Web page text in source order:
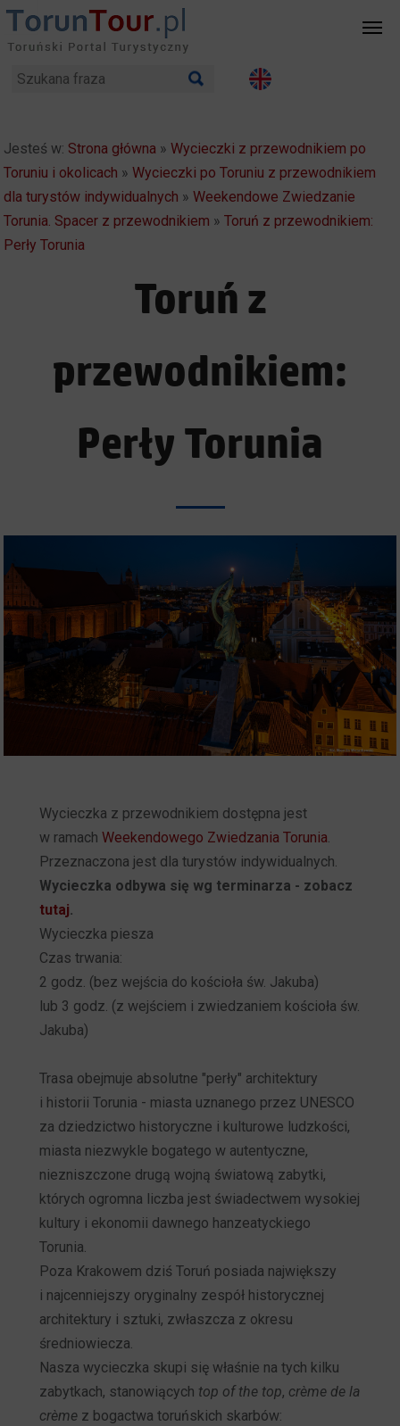
Jesteś w: Strona główna »Wycieczki z przewodnikiem po
Toruniu i okolicach »Wycieczki po Toruniu z przewodnikiem
dla turystów indywidualnych »Weekendowe Zwiedzanie
Torunia. Spacer z przewodnikiem »Toruń z przewodnikiem:
Perły Torunia
Toruń z
przewodnikiem:
Perły Torunia
Wycieczka z przewodnikiem dostępna jest
w ramach Weekendowego Zwiedzania Torunia.
Przeznaczona jest dla turystów indywidualnych.
Wycieczka odbywa się wg terminarza - zobacz
tutaj.
Wycieczka piesza
Czas trwania:
2 godz. (bez wejścia do kościoła św. Jakuba)
lub 3 godz. (z wejściem i zwiedzaniem kościoła św.
Jakuba)
Trasa obejmuje absolutne "perły" architektury
i historii Torunia - miasta uznanego przez UNESCO
za dziedzictwo historyczne i kulturowe ludzkości,
miasta niezwykle bogatego w autentyczne,
niezniszczone drugą wojną światową zabytki,
których ogromna liczba jest świadectwem wysokiej
kultury i ekonomii dawnego hanzeatyckiego
Torunia.
Poza Krakowem dziś Toruń posiada największy
i najcenniejszy oryginalny zespół historycznej
architektury i sztuki, zwłaszcza z okresu
średniowiecza.
Nasza wycieczka skupi się właśnie na tych kilku
zabytkach, stanowiących top of the top, crème de la
crème z bogactwa toruńskich skarbów: